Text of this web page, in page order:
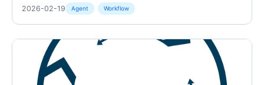
2026-02-19 Agent Workflow